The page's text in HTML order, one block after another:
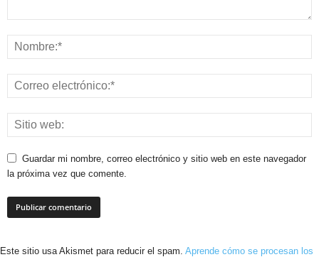
Guardar mi nombre, correo electrónico y sitio web en este navegador
la próxima vez que comente.
Este sitio usa Akismet para reducir el spam. Aprende cómo se procesan los